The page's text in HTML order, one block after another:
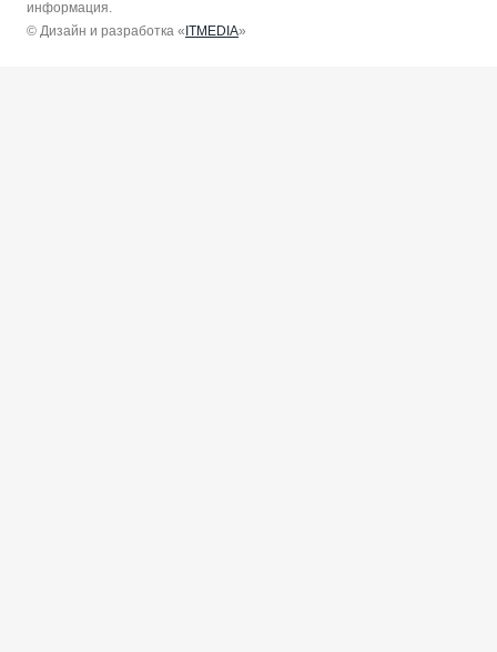
информация.
© Дизайн и разработка « ITMEDIA»